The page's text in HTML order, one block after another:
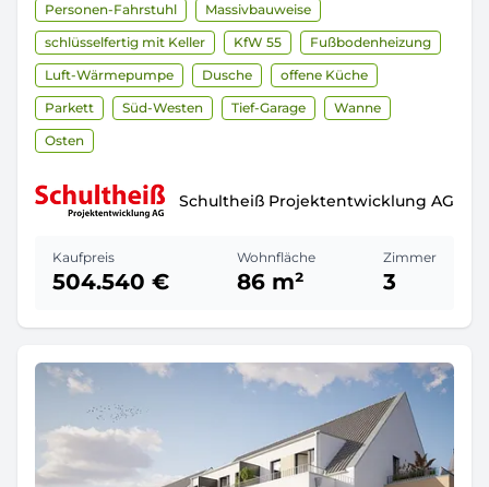
Personen-Fahrstuhl
Massivbauweise
schlüsselfertig mit Keller
KfW 55
Fußbodenheizung
Luft-Wärmepumpe
Dusche
offene Küche
Parkett
Süd-Westen Tief-Garage
Wanne
Osten
Schultheiß Projektentwicklung AG
Kaufpreis
504.540 €
Wohnfläche
86 m²
Zimmer
3